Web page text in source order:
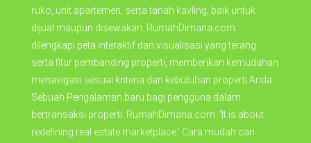
ruko, unit apartemen, serta tanah kavling, baik untuk
dijual maupun disewakan. RumahDimana.com
dilengkapi peta interaktif dan visualisasi yang terang
serta fitur pembanding properti, memberikan kemudahan
menavigasi sesuai kriteria dan kebutuhan properti Anda.
Sebuah Pengalaman baru bagi pengguna dalam
bertransaksi properti. RumahDimana.com. 'It is about
redefining real estate marketplace.' Cara mudah cari